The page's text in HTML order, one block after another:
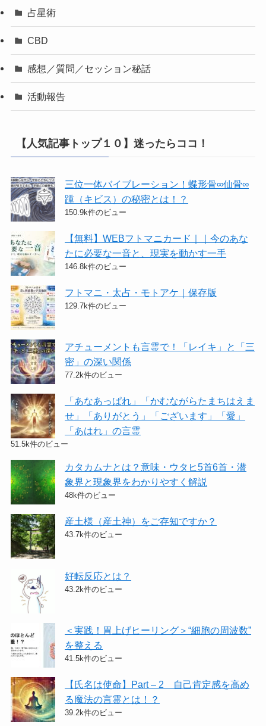
占星術
CBD
感想／質問／セッション秘話
活動報告
【人気記事トップ１０】迷ったらココ！
三位一体バイブレーション！蝶形骨∞仙骨∞
踵（キビス）の秘密とは！？
150.9k件のビュー
【無料】WEBフトマニカード｜｜今のあな
たに必要な一音と、現実を動かす一手
146.8k件のビュー
フトマニ・太占・モトアケ｜保存版
129.7k件のビュー
アチューメントも言霊で！「レイキ」と「三
密」の深い関係
77.2k件のビュー
「あなあっぱれ」「かむながらたまちはえま
せ」「ありがとう」「ございます」「愛」
「あはれ」の言霊
51.5k件のビュー
カタカムナとは？意味・ウタヒ5首6首・潜
象界と現象界をわかりやすく解説
48k件のビュー
産土様（産土神）をご存知ですか？
43.7k件のビュー
好転反応とは？
43.2k件のビュー
＜実践！胃上げヒーリング＞​“細胞の周波数”
を整える
41.5k件のビュー
【氏名は使命】Part – 2 自己肯定感を高め
る魔法の言霊とは！？
39.2k件のビュー